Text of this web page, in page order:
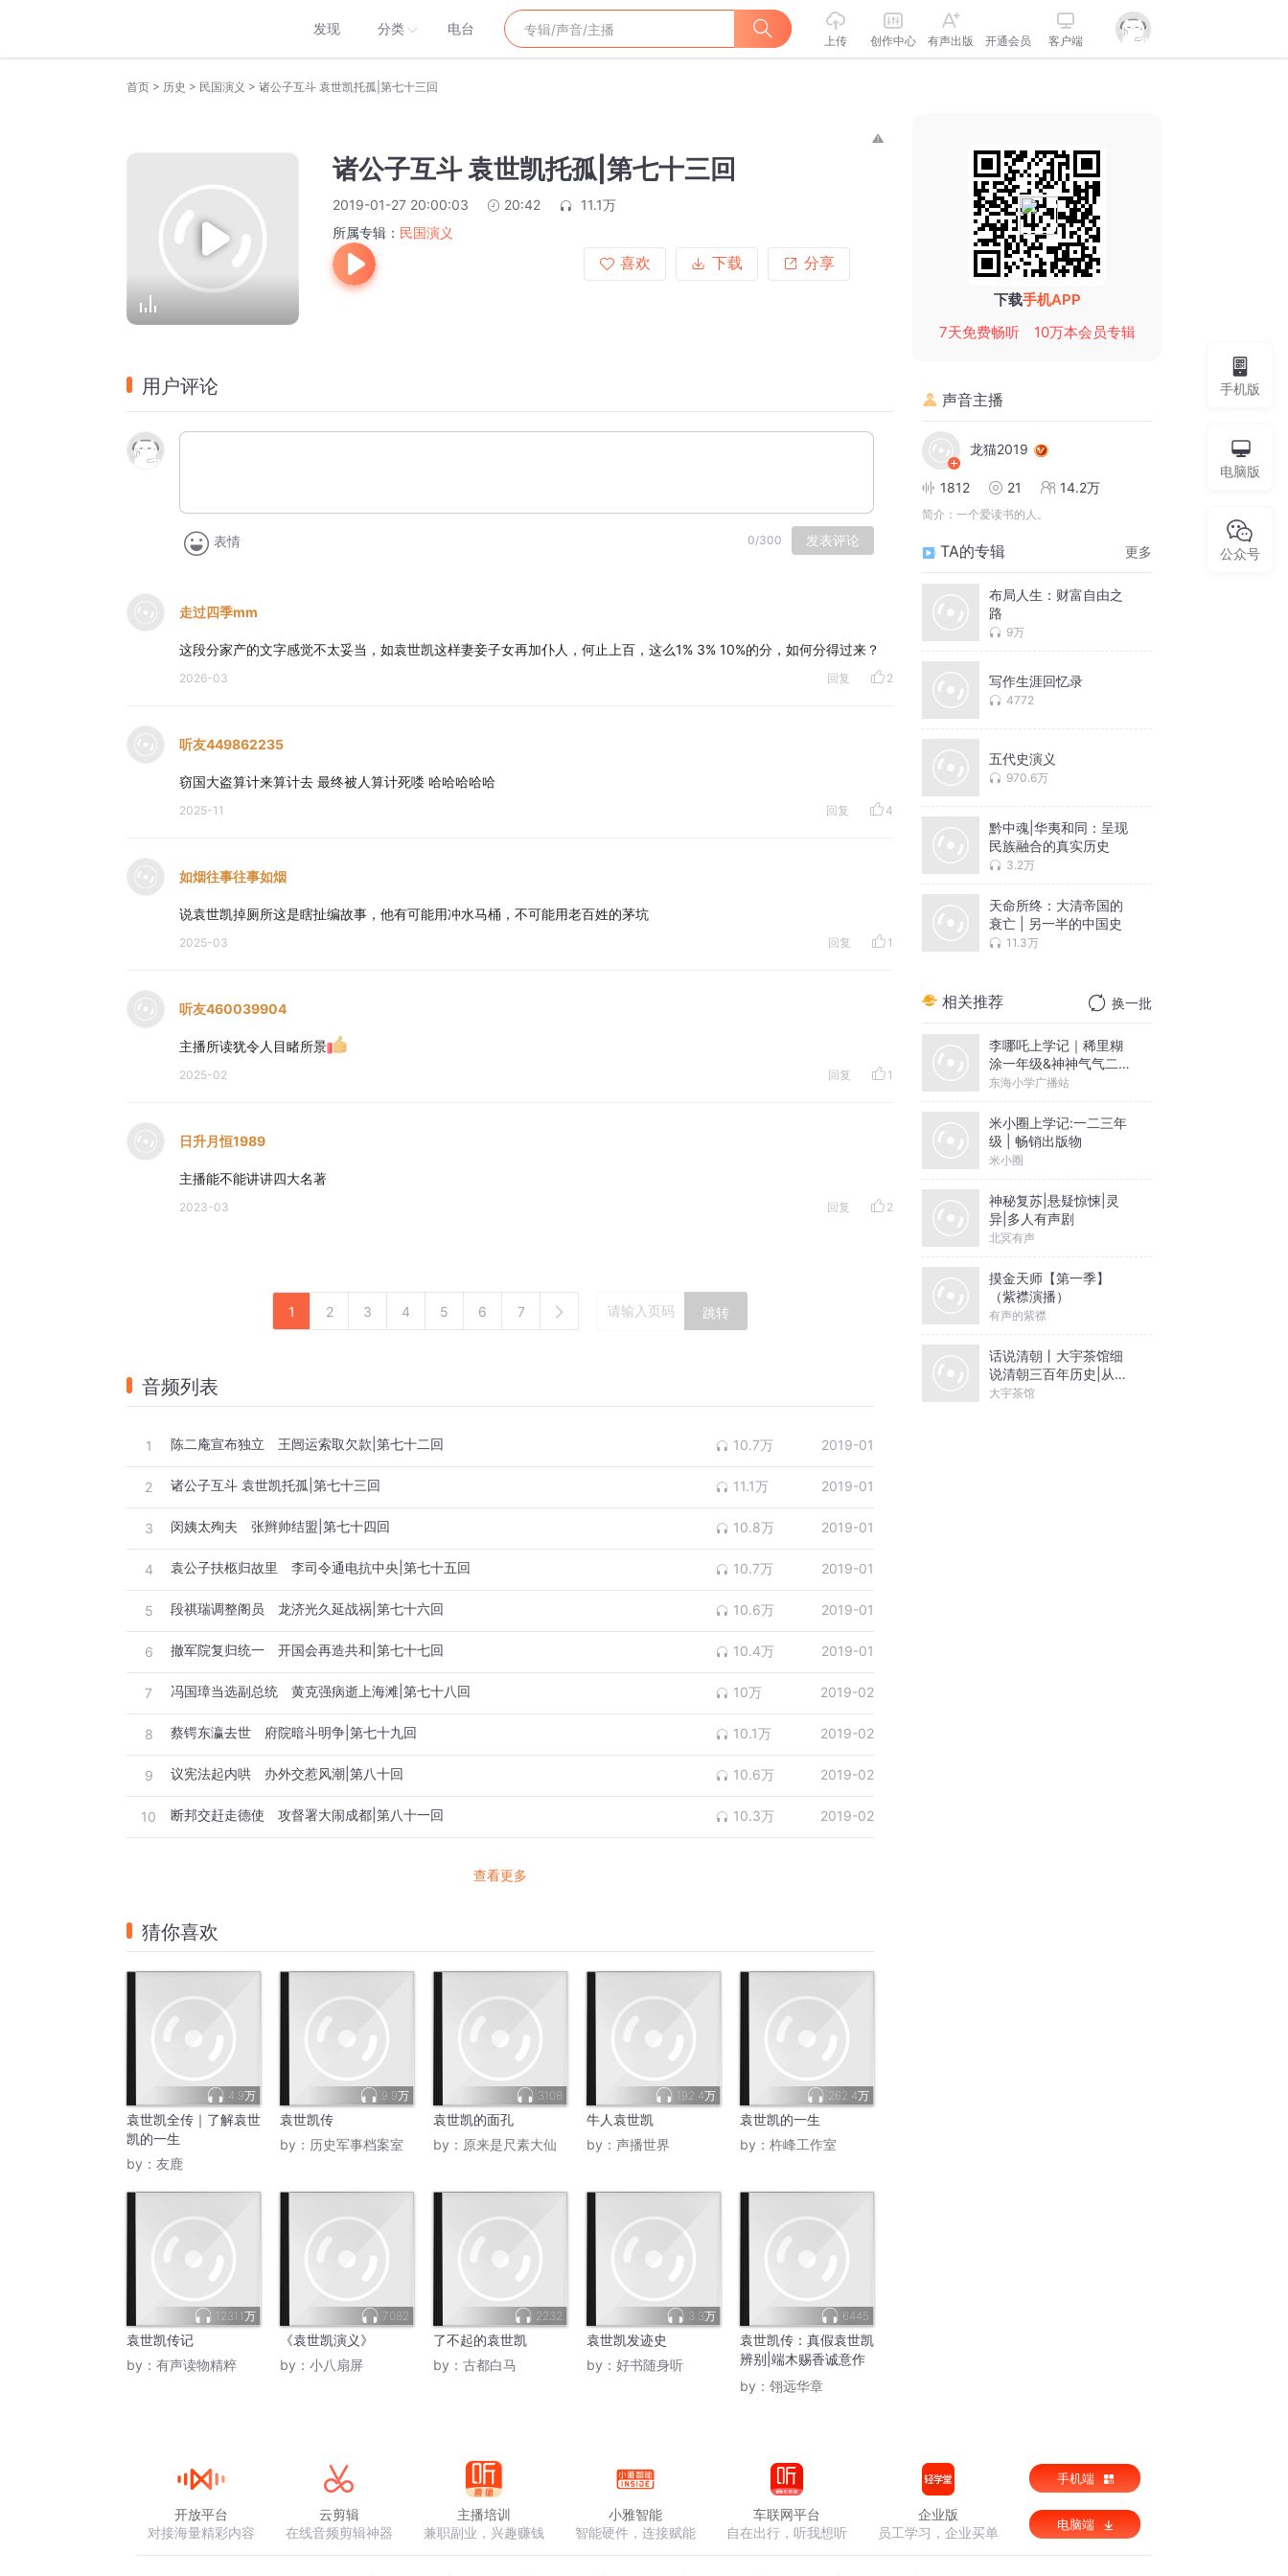
发现 分类 电台
上传 创作中心 有声出版 开通会员 客户端
首页 > 历史 > 民国演义 > 诸公子互斗 袁世凯托孤|第七十三回
诸公子互斗 袁世凯托孤|第七十三回
2019-01-27 20:00:03 20:42
11.1万
所属专辑： 民国演义
喜欢
下载 分享
用户评论
表情 0/300 发表评论
走过四季mm
这段分家产的文字感觉不太妥当，如袁世凯这样妻妾子女再加仆人，何止上百，这么1% 3% 10%的分，如何分得过来？
2026-03 回复 2
听友449862235
窃国大盗算计来算计去 最终被人算计死喽 哈哈哈哈哈
2025-11 回复 4
如烟往事往事如烟
说袁世凯掉厕所这是瞎扯编故事，他有可能用冲水马桶，不可能用老百姓的茅坑
2025-03 回复 1
听友460039904
主播所读犹令人目睹所景
2025-02 回复 1
日升月恒1989
主播能不能讲讲四大名著
2023-03 回复 2
1 2 3 4 5 6 7 跳转
音频列表
1 陈二庵宣布独立 王闿运索取欠款|第七十二回 10.7万 2019-01
2 诸公子互斗 袁世凯托孤|第七十三回 11.1万 2019-01
3 闵姨太殉夫 张辫帅结盟|第七十四回 10.8万 2019-01
4 袁公子扶柩归故里 李司令通电抗中央|第七十五回 10.7万 2019-01
5 段祺瑞调整阁员 龙济光久延战祸|第七十六回 10.6万 2019-01
6 撤军院复归统一 开国会再造共和|第七十七回 10.4万 2019-01
7 冯国璋当选副总统 黄克强病逝上海滩|第七十八回 10万 2019-02
8 蔡锷东瀛去世 府院暗斗明争|第七十九回 10.1万 2019-02
9 议宪法起内哄 办外交惹风潮|第八十回 10.6万 2019-02
10 断邦交赶走德使 攻督署大闹成都|第八十一回 10.3万 2019-02
查看更多
猜你喜欢
4.9万
袁世凯全传｜了解袁世
凯的一生
by： 友鹿
9.9万
袁世凯传
by： 历史军事档案室
3108
袁世凯的面孔
by： 原来是尺素大仙
192.4万
牛人袁世凯
by： 声播世界
262.4万
袁世凯的一生
by： 杵峰工作室
1231.1万
袁世凯传记
by： 有声读物精粹
7082
《袁世凯演义》
by： 小八扇屏
2232
了不起的袁世凯
by： 古都白马
3.3万
袁世凯发迹史
by： 好书随身听
6445
袁世凯传：真假袁世凯
辨别|端木赐香诚意作
品
by： 翎远华章
下载手机APP
7天免费畅听
10万本会员专辑
声音主播
龙猫2019
1812 21 14.2万
简介： 一个爱读书的人。
TA的专辑 更多
布局人生：财富自由之
路
9万
写作生涯回忆录
4772
五代史演义
970.6万
黔中魂|华夷和同：呈现
民族融合的真实历史
3.2万
天命所终：大清帝国的
衰亡 | 另一半的中国史
11.3万
相关推荐 换一批
李哪吒上学记｜稀里糊
涂一年级&神神气气二年
级
东海小学广播站
米小圈上学记:一二三年
级 | 畅销出版物
米小圈
神秘复苏|悬疑惊悚|灵
异|多人有声剧
北冥有声
摸金天师【第一季】
（紫襟演播）
有声的紫襟
话说清朝丨大宇茶馆细
说清朝三百年历史|从努
尔哈赤到末代皇帝溥仪|
大宇茶馆
手机版
电脑版
公众号
开放平台
对接海量精彩内容
云剪辑
在线音频剪辑神器
主播培训
兼职副业，兴趣赚钱
小雅智能
智能硬件，连接赋能
车联网平台
自在出行，听我想听
企业版
员工学习，企业买单
手机端
电脑端